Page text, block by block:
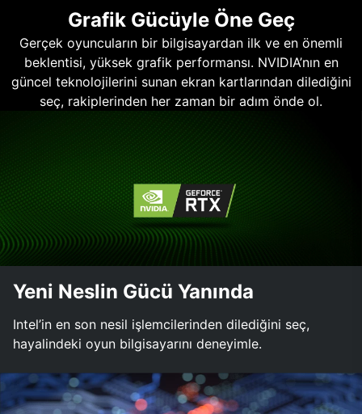
Grafik Gücüyle Öne Geç
Gerçek oyuncuların bir bilgisayardan ilk ve en önemli
beklentisi, yüksek grafik performansı. NVIDIA’nın en
güncel teknolojilerini sunan ekran kartlarından dilediğini
seç, rakiplerinden her zaman bir adım önde ol.
Yeni Neslin Gücü Yanında
Intel’in en son nesil işlemcilerinden dilediğini seç,
hayalindeki oyun bilgisayarını deneyimle.